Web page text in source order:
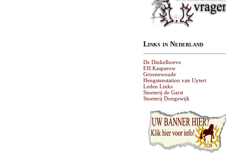
Links in Nederland
De Dinkelhoeve
EH.Kasparow
Groenewoude
Hengstenstation van Uytert
Leden Links
Stoeterij de Garst
Stoeterij Dongewijk